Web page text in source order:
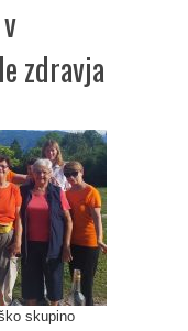
zdravja
skupino